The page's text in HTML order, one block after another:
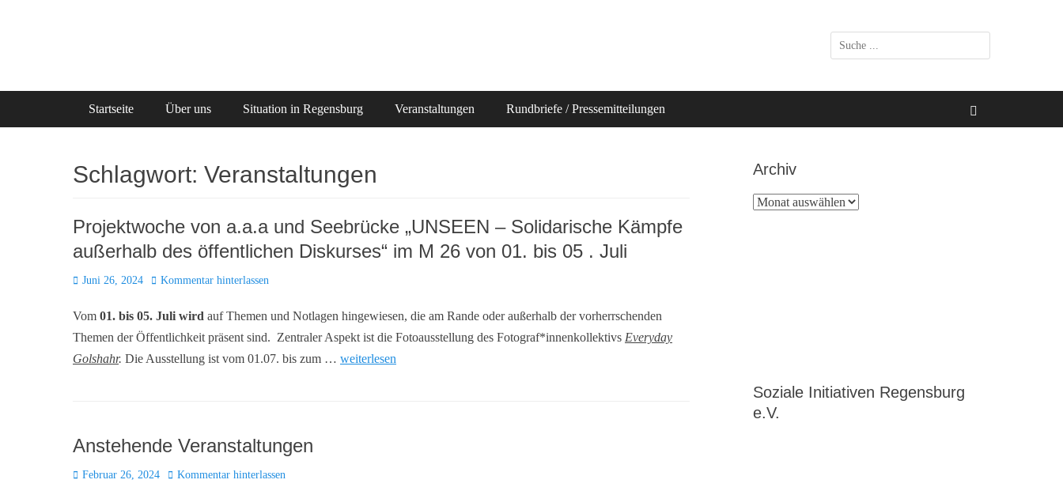
Suchen
nach:
Primäres Menü
Startseite Über uns Situation in Regensburg Veranstaltungen Rundbriefe / Pressemitteilungen
Schlagwort: Veranstaltungen
Projektwoche von a.a.a und Seebrücke „UNSEEN – Solidarische Kämpfe
außerhalb des öffentlichen Diskurses“ im M 26 von 01. bis 05 . Juli
Posted
Juni 26, 2024 Kommentar hinterlassen
Vom 01. bis 05. Juli wird auf Themen und Notlagen hingewiesen, die am Rande oder außerhalb der vorherrschenden
Themen der Öffentlichkeit präsent sind. Zentraler Aspekt ist die Fotoausstellung des Fotograf*innenkollektivs Everyday
Golshahr. Die Ausstellung ist vom 01.07. bis zum … weiterlesen
Anstehende Veranstaltungen
Posted
Februar 26, 2024 Kommentar hinterlassen
Archiv
Archiv
Soziale Initiativen Regensburg
e.V.